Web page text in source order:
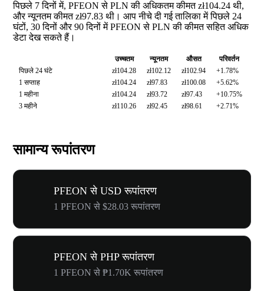
पिछले 7 दिनों में, PFEON से PLN की अधिकतम कीमत zł104.24 थी,
और न्यूनतम कीमत zł97.83 थी। आप नीचे दी गई तालिका में पिछले 24
घंटों, 30 दिनों और 90 दिनों में PFEON से PLN की कीमत सहित अधिक
डेटा देख सकते हैं।
उच्चतम न्यूनतम औसत
परिवर्तन
पिछले 24 घंटे
zł104.28 zł102.12 zł102.94
+1.78%
1 सप्ताह
zł104.24 zł97.83 zł100.08
+5.62%
1 महीना
zł104.24 zł93.72 zł97.43
+10.75%
3 महीने
zł110.26 zł92.45 zł98.61 +2.71%
सामान्य रूपांतरण
PFEON से USD रूपांतरण
1 PFEON से $28.03 रूपांतरण
PFEON से PHP रूपांतरण
1 PFEON से ₱1.70K रूपांतरण